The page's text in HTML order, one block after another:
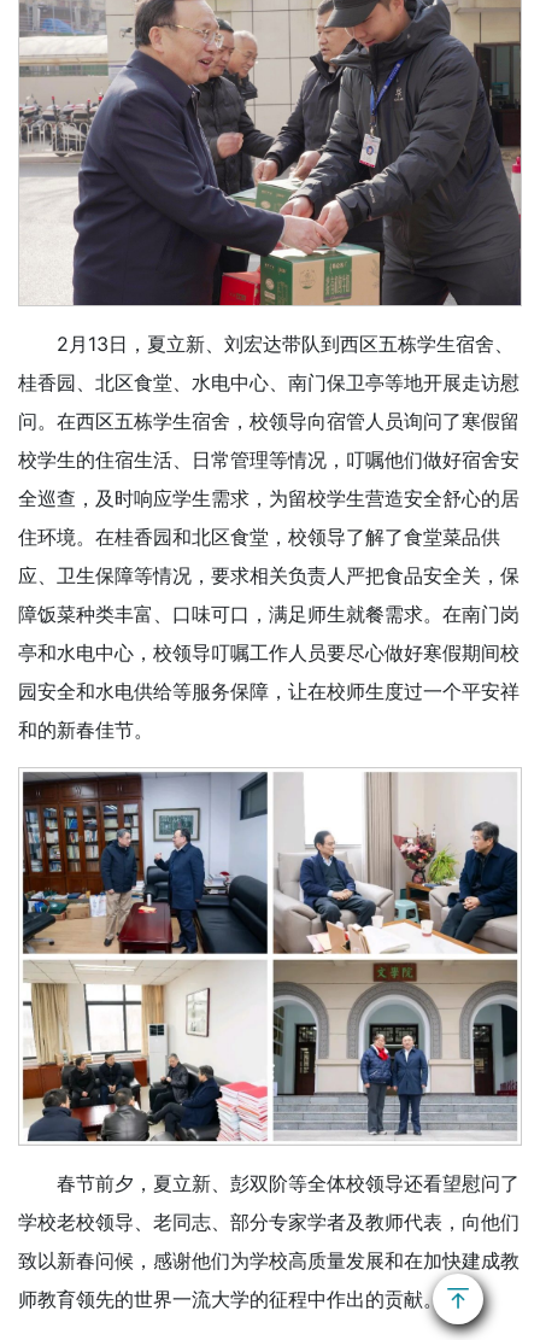
2月13日，夏立新、刘宏达带队到西区五栋学生宿舍、
桂香园、北区食堂、水电中心、南门保卫亭等地开展走访慰
问。在西区五栋学生宿舍，校领导向宿管人员询问了寒假留
校学生的住宿生活、日常管理等情况，叮嘱他们做好宿舍安
全巡查，及时响应学生需求，为留校学生营造安全舒心的居
住环境。在桂香园和北区食堂，校领导了解了食堂菜品供
应、卫生保障等情况，要求相关负责人严把食品安全关，保
障饭菜种类丰富、口味可口，满足师生就餐需求。在南门岗
亭和水电中心，校领导叮嘱工作人员要尽心做好寒假期间校
园安全和水电供给等服务保障，让在校师生度过一个平安祥
和的新春佳节。
春节前夕，夏立新、彭双阶等全体校领导还看望慰问了
学校老校领导、老同志、部分专家学者及教师代表，向他们
致以新春问候，感谢他们为学校高质量发展和在加快建成教
师教育领先的世界一流大学的征程中作出的贡献。